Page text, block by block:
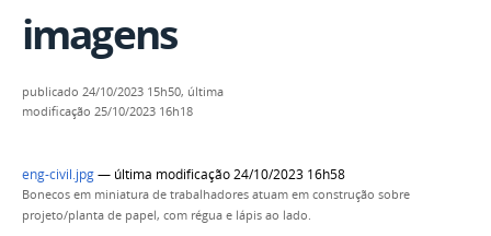
imagens
publicado 24/10/2023 15h50, última
modificação 25/10/2023 16h18
eng-civil.jpg— última modificação 24/10/2023 16h58
Bonecos em miniatura de trabalhadores atuam em construção sobre
projeto/planta de papel, com régua e lápis ao lado.